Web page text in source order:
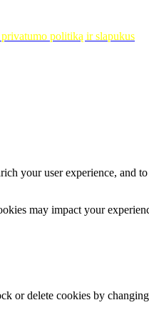
politiką ir slapukus
your user experience, and
may impact your
or delete cookies by